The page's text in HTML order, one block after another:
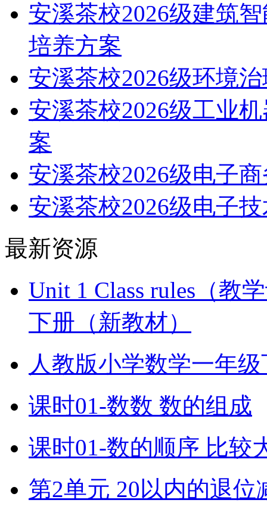
安溪茶校2026级建筑
培养方案
安溪茶校2026级环境
安溪茶校2026级工业
案
安溪茶校2026级电子
安溪茶校2026级电子
最新资源
Unit 1 Class rules（教
下册（新教材）
人教版小学数学一年
课时01-数数 数的组成
课时01-数的顺序 比较
第2单元 20以内的退位